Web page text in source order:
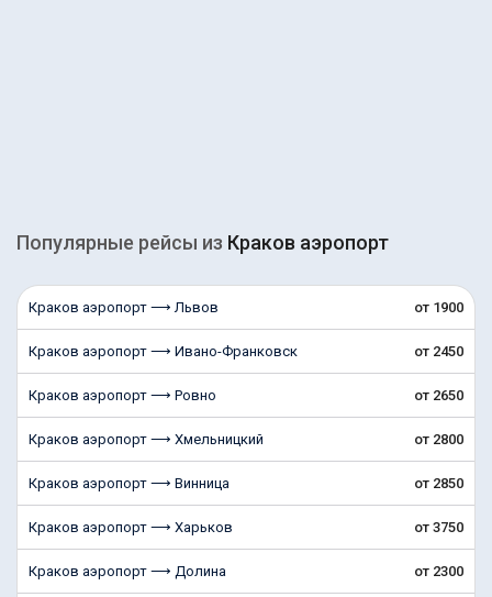
Популярные рейсы из Краков аэропорт
Краков аэропорт ⟶ Львов от 1900
Краков аэропорт ⟶ Ивано-Франковск от 2450
Краков аэропорт ⟶ Ровно от 2650
Краков аэропорт ⟶ Хмельницкий от 2800
Краков аэропорт ⟶ Винница от 2850
Краков аэропорт ⟶ Харьков от 3750
Краков аэропорт ⟶ Долина от 2300